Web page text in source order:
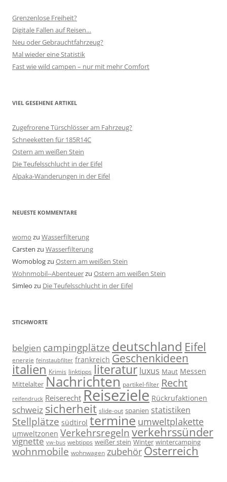
Grenzenlose Freiheit?
Digitale Fallen auf Reisen…
Neu oder Gebrauchtfahrzeug?
Mal wieder eine Statistik
Fast wie wild campen – nur mit mehr Comfort
VIEL GESEHENE ARTIKEL
Zugefrorene Türschlösser am Fahrzeug?
Schneeketten für 185R14C
Ostern am weißen Stein
Die Teufelsschlucht in der Eifel
Alpaka-Wanderungen in der Eifel
NEUESTE KOMMENTARE
womo zu Wasserfilterung
Carsten zu Wasserfilterung
Womoblogzu Ostern am weißen Stein
Wohnmobil--Abenteuerzu Ostern am weißen Stein
Simleo zu Die Teufelsschlucht in der Eifel
STICHWORTE
belgien campingplätze deutschland Eifel
energie feinstaubfilter frankreich Geschenkideen
italien Krimis linktipps literatur luxus Maut Messen
Mittelalter Nachrichten partikel-filter Recht
reifendruck Reiserecht Reiseziele Rückrufaktionen
schweiz sicherheit slide-out spanien statistiken
Stellplätze südtirol termine umweltplakette
umweltzonen Verkehrsregeln verkehrssünder
vignette vw-bus webtipps weißer stein Winter wintercamping
wohnmobile wohnwagen zubehör Österreich